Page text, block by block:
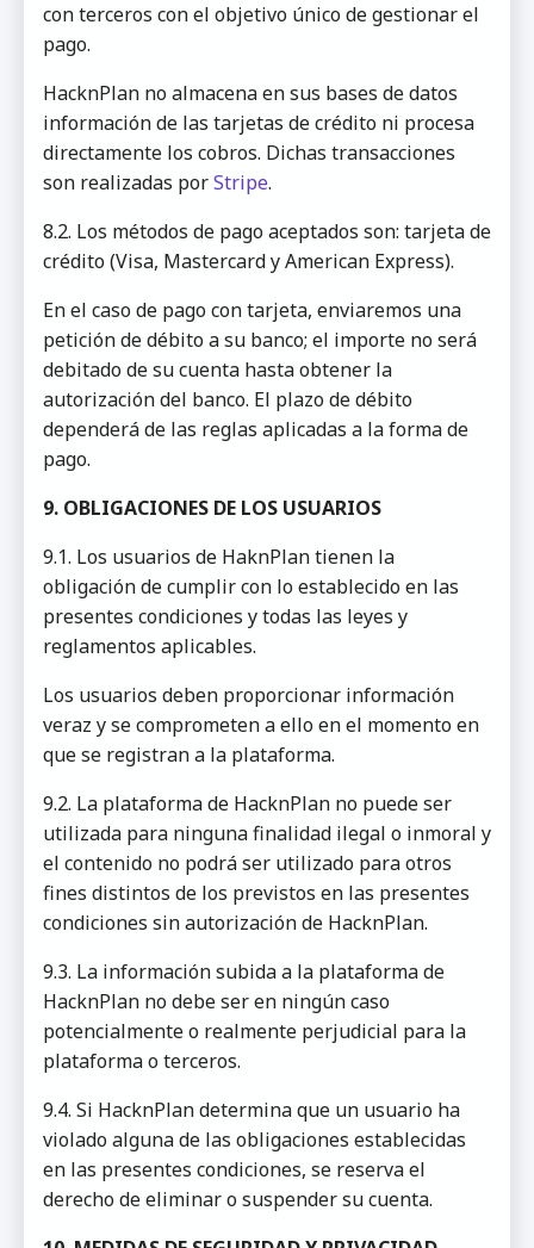
con terceros con el objetivo único de gestionar el
pago.
HacknPlan no almacena en sus bases de datos
información de las tarjetas de crédito ni procesa
directamente los cobros. Dichas transacciones
son realizadas porStripe.
8.2. Los métodos de pago aceptados son: tarjeta de
crédito (Visa, Mastercard y American Express).
En el caso de pago con tarjeta, enviaremos una
petición de débito a su banco; el importe no será
debitado de su cuenta hasta obtener la
autorización del banco. El plazo de débito
dependerá de las reglas aplicadas a la forma de
pago.
9. OBLIGACIONES DE LOS USUARIOS
9.1. Los usuarios de HaknPlan tienen la
obligación de cumplir con lo establecido en las
presentes condiciones y todas las leyes y
reglamentos aplicables.
Los usuarios deben proporcionar información
veraz y se comprometen a ello en el momento en
que se registran a la plataforma.
9.2. La plataforma de HacknPlan no puede ser
utilizada para ninguna finalidad ilegal o inmoral y
el contenido no podrá ser utilizado para otros
fines distintos de los previstos en las presentes
condiciones sin autorización de HacknPlan.
9.3. La información subida a la plataforma de
HacknPlan no debe ser en ningún caso
potencialmente o realmente perjudicial para la
plataforma o terceros.
9.4. Si HacknPlan determina que un usuario ha
violado alguna de las obligaciones establecidas
en las presentes condiciones, se reserva el
derecho de eliminar o suspender su cuenta.